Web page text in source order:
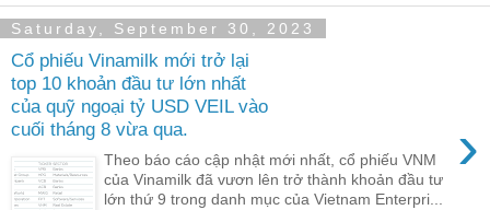
Saturday, September 30, 2023
Cổ phiếu Vinamilk mới trở lại
top 10 khoản đầu tư lớn nhất
của quỹ ngoại tỷ USD VEIL vào
cuối tháng 8 vừa qua.
›
Theo báo cáo cập nhật mới nhất, cổ phiếu VNM
của Vinamilk đã vươn lên trở thành khoản đầu tư
lớn thứ 9 trong danh mục của Vietnam Enterpri...